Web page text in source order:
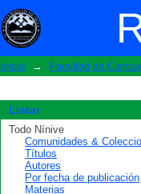
Buscar
Inicio → Facultad de
Listar
Todo Nínive
Comunidades &
Títulos
Autores
Por fecha de publicación
Materias